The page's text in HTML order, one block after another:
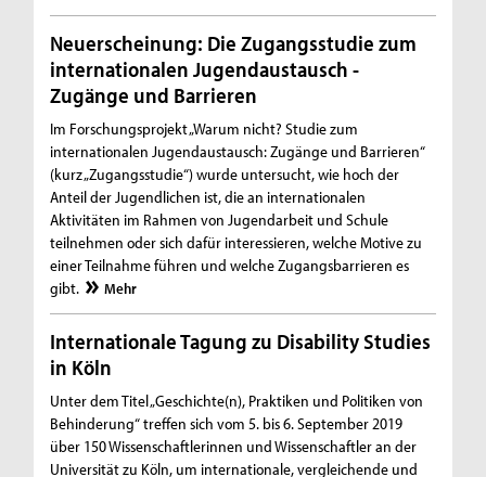
Neuerscheinung: Die Zugangsstudie zum
internationalen Jugendaustausch -
Zugänge und Barrieren
Im Forschungsprojekt „Warum nicht? Studie zum
internationalen Jugendaustausch: Zugänge und Barrieren“
(kurz „Zugangsstudie“) wurde untersucht, wie hoch der
Anteil der Jugendlichen ist, die an internationalen
Aktivitäten im Rahmen von Jugendarbeit und Schule
teilnehmen oder sich dafür interessieren, welche Motive zu
einer Teilnahme führen und welche Zugangsbarrieren es
gibt.
Mehr
Internationale Tagung zu Disability Studies
in Köln
Unter dem Titel „Geschichte(n), Praktiken und Politiken von
Behinderung“ treffen sich vom 5. bis 6. September 2019
über 150 Wissenschaftlerinnen und Wissenschaftler an der
Universität zu Köln, um internationale, vergleichende und